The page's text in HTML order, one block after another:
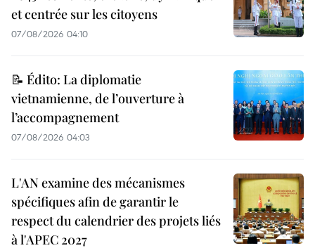
et centrée sur les citoyens
07/08/2026 04:10
📝 Édito: La diplomatie
vietnamienne, de l’ouverture à
l’accompagnement
07/08/2026 04:03
L'AN examine des mécanismes
spécifiques afin de garantir le
respect du calendrier des projets liés
à l'APEC 2027